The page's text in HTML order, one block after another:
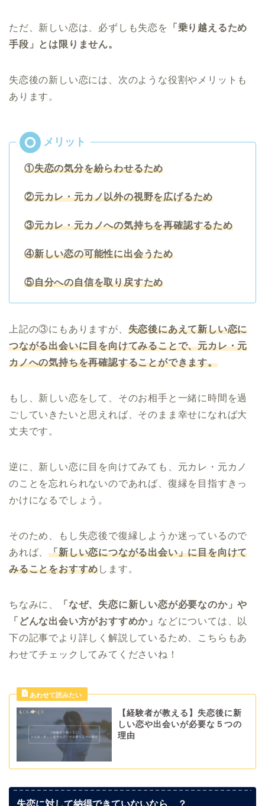
ただ、新しい恋は、必ずしも失恋を
「乗り越えるため
手段」とは限りません。
失恋後の新しい恋には、次のような役割やメリットも
あります。
①失恋の気分を紛らわせるため
②元カレ・元カノ以外の視野を広げるため
③元カレ・元カノへの気持ちを再確認するため
④新しい恋の可能性に出会うため
⑤自分への自信を取り戻すため
上記の③にもありますが、 失恋後にあえて新しい恋に
つながる出会いに目を向けてみることで、元カレ・元
カノへの気持ちを再確認することができます。
もし、新しい恋をして、そのお相手と一緒に時間を過
ごしていきたいと思えれば、そのまま幸せになれば大
丈夫です。
逆に、新しい恋に目を向けてみても、元カレ・元カノ
のことを忘れられないのであれば、復縁を目指すきっ
かけになるでしょう。
そのため、もし失恋後で復縁しようか迷っているので
あれば、「新しい恋につながる出会い」に目を向けて
みることをおすすめします。
ちなみに、
「なぜ、失恋に新しい恋が必要なのか」や
「どんな出会い方がおすすめか」 などについては、以
下の記事でより詳しく解説しているため、こちらもあ
わせてチェックしてみてくださいね！
【経験者が教える】失恋後に新
しい恋や出会いが必要な５つの
理由
失恋に対して納得できていないなら…？